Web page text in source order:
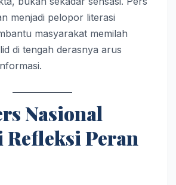
menjadi pelopor literasi
masyarakat memilah
di tengah derasnya arus
Nasional
Refleksi Peran